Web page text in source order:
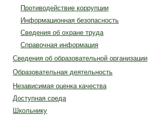
Противодействие коррупции
Информационная безопасность
Сведения об охране труда
Справочная информация
Сведения об образовательной организации
Образовательная деятельность
Независимая оценка качества
Доступная среда
Школьнику